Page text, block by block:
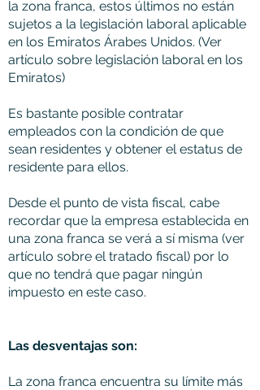
la zona franca, estos últimos no están
sujetos a la legislación laboral aplicable
en los Emiratos Árabes Unidos. (Ver
artículo sobre legislación laboral en los
Emiratos)
Es bastante posible contratar
empleados con la condición de que
sean residentes y obtener el estatus de
residente para ellos.
Desde el punto de vista fiscal, cabe
recordar que la empresa establecida en
una zona franca se verá a sí misma (ver
artículo sobre el tratado fiscal) por lo
que no tendrá que pagar ningún
impuesto en este caso.
Las desventajas son:
La zona franca encuentra su límite más